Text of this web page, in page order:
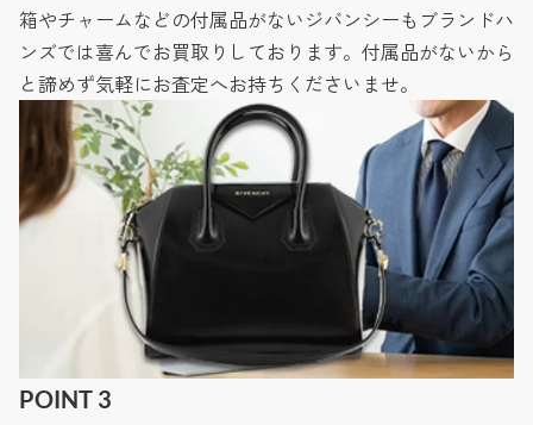
箱やチャームなどの付属品がないジバンシーもブランドハ
ンズでは喜んでお買取りしております。付属品がないから
と諦めず気軽にお査定へお持ちくださいませ。
POINT 3